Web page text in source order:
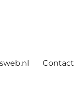
Contact